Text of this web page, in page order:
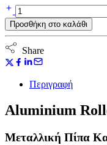
Aluminium
Roller
Pipe
-
Grey
ποσότητα
Προσθήκη στο καλάθι
Share
Περιγραφή
Aluminium
Μεταλλική Πίπα